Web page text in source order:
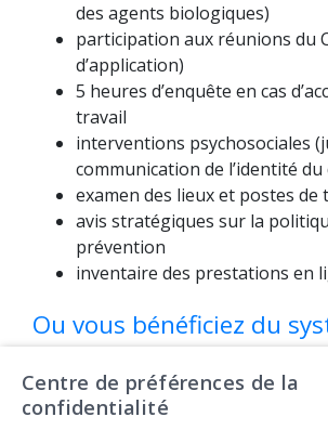
des agents biologiques)
participation aux réunions du
d’application)
5 heures d’enquête en cas
travail
interventions psychosociales
communication de l’identité
examen des lieux et postes de
avis stratégiques sur la
prévention
inventaire des prestations en
Ou vous bénéficiez du
d’unités de prévention ?
Centre de préférences de la
confidentialité